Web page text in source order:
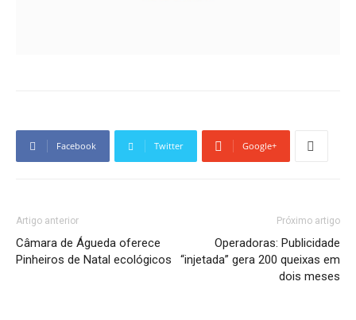
Facebook Twitter Google+
Artigo anterior
Câmara de Águeda oferece
Pinheiros de Natal ecológicos
Próximo artigo
Operadoras: Publicidade
“injetada” gera 200 queixas em
dois meses